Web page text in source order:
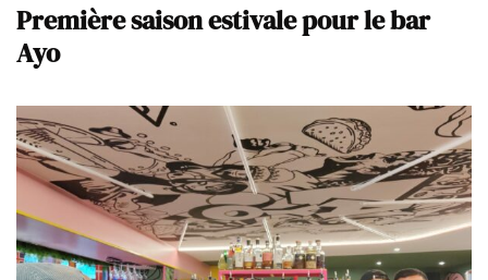
Première saison estivale pour le bar
Ayo